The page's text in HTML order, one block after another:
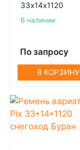
33х14х1120
В наличии
По запросу
В КОРЗИНУ